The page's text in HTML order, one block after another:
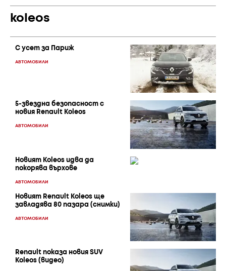
koleos
С усет за Париж
АВТОМОБИЛИ
5-звездна безопасност с
новия Renault Koleos
АВТОМОБИЛИ
Новият Koleos идва да
покорява върхове
АВТОМОБИЛИ
Новият Renault Koleos ще
завладява 80 пазара (снимки)
АВТОМОБИЛИ
Renault показа новия SUV
Koleos (видео)